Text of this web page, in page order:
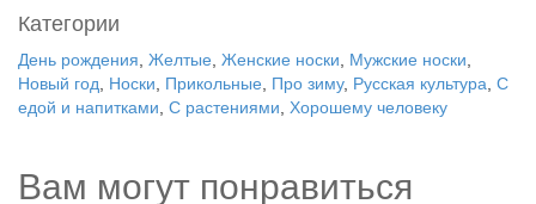
Категории
День рождения Желтые Женские носки Мужские носки
Новый год
Носки Прикольные Про зиму, Русская культура С
едой и напитками С растениями Хорошему человеку
Вам могут понравиться